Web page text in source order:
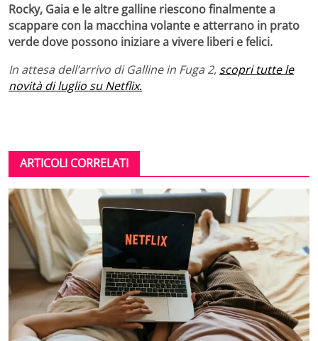
Rocky, Gaia e le altre galline riescono finalmente a
scappare con la macchina volante e atterrano in prato
verde dove possono iniziare a vivere liberi e felici.
In attesa dell’arrivo di Galline in Fuga 2, scopri tutte le
novità di luglio su Netflix.
ARTICOLI CORRELATI